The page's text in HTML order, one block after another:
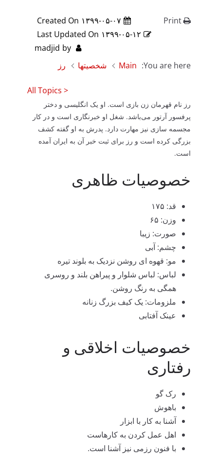
Created On ۱۳۹۹-۰۵-۰۷
Last Updated On ۱۳۹۹-۰۵-۱۲
by
madjid
Print
You are here:
Main شخصیتها رز
< All Topics
رز نام قهرمان زن بازی است. او یک انگلیسی و دختر
پرفسور آرتور می‌باشد. شغل او خبرنگاری است و در کار
مجسمه سازی نیز مهارت دارد. پدرش به او گفته کشف
بزرگی کرده است و رز برای ثبت خبر آن به ایران آمده
است.
خصوصیات ظاهری
قد: ۱۷۵
وزن: ۶۵
صورت: زیبا
چشم: آبی
مو: قهوه ای روشن نزدیک به بلوند تیره
لباس: لباس شلوار و پیراهن بلند و روسری
همگی به رنگ روشن.
ملزومات: یک کیف بزرگ زنانه
عینک آفتابی
خصوصیات اخلاقی و
رفتاری
رک گو
باهوش
آشنا به کار با ابزار
اهل عمل کردن به کارهاست
با فنون رزمی نیز آشنا است.